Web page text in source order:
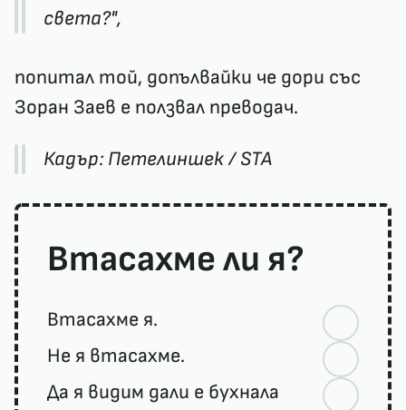
света?",
попитал той, допълвайки че дори със
Зоран Заев е ползвал преводач.
Кадър: Петелиншек / STA
Втасахме ли я?
Втасахме я.
Не я втасахме.
Да я видим дали е бухнала